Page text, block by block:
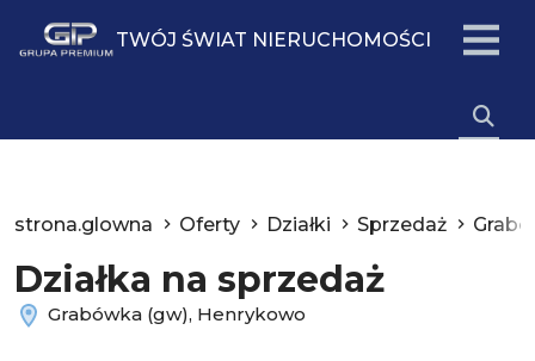
TWÓJ ŚWIAT NIERUCHOMOŚCI
strona.glowna Oferty Działki Sprzedaż
Działka na sprzedaż
Grabówka (gw), Henrykowo